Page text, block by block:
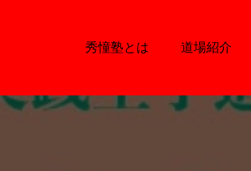
秀憧塾とは 道場紹介